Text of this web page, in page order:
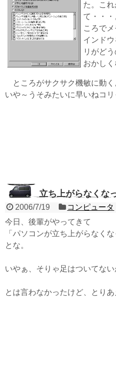
た。こ
て・・
ころで
インド
リがど
おかしく
ところがサクサク機敏に動く
いや～うそみたいに早いねコリ
立ち上がらなくな
2006/7/19
コンピュータ
今日、後輩がやってきて
「パソコンが立ち上がらなく
とな。
いやぁ、そりゃ足はついてない
とは言わなかったけど、とりあ